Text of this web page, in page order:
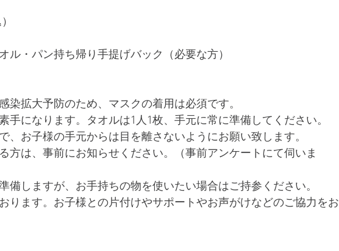
ル・パン持ち帰り手提げバック（必要な方）
染拡大予防のため、マスクの着用は必須です。
手になります。タオルは1人1枚、手元に常に準備してください。
、お子様の手元からは目を離さないようにお願い致します。
方は、事前にお知らせください。（事前アンケートにて伺いま
備しますが、お手持ちの物を使いたい場合はご持参ください。
ります。お子様との片付けやサポートやお声がけなどのご協力をお